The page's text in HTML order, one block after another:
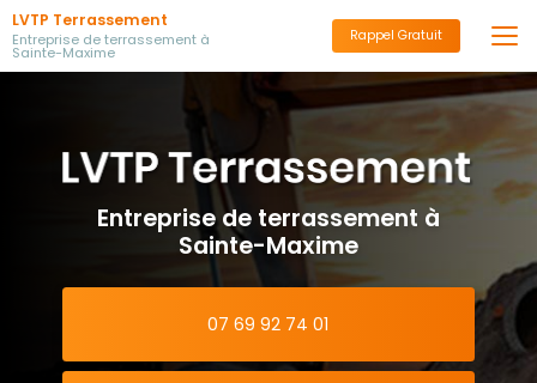
Aller
au
contenu
principal
LVTP Terrassement
Entreprise de terrassement à
Sainte-Maxime
Rappel Gratuit
Entreprise de terrassement à
Sainte-Maxime
07 69 92 74 01